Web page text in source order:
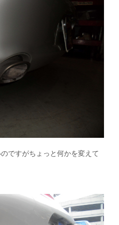
ですがちょっと何かを変えて